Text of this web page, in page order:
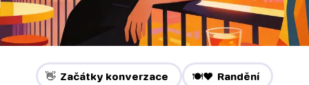
👋 Začátky konverzace 🍽️❤️ Randění